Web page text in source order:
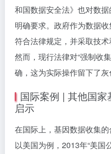
和国数据安全法》也对数
明确要求。政府作为数据
符合法律规定，并采取技术
然而，现行法律对“强制收
确，这为实际操作留下了灰
国际案例 | 其他国
启示
在国际上，基因数据收集的
以美国为例，2013年“美国